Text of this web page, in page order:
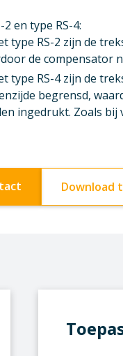
2 en type RS-4:
type RS-2 zijn de
de compensator
type RS-4 zijn de
begrensd,
ingedrukt. Zoals bij
Download